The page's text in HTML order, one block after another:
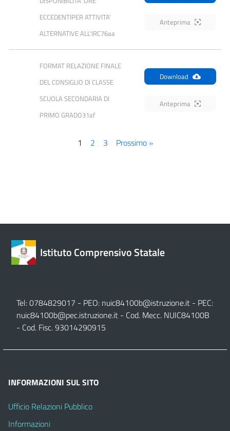
ECCEDENTIPER ATTIVITA'
ALTERNATIVE ALL'IRC76aa
Anteprima
FORMAT RELAZIONE FINALE
DEL CONSIGLIO DI CLASSE
SCUOLA SECONDARIA DI
PRIMO GRADO31af
Download
Anteprima
1 2 3 Prossimo »
Istituto Comprensivo Statale
Tel: 0784829017 - PEO: nuic84100b@istruzione.it - PEC:
nuic84100b@pec.istruzione.it - Cod. Mecc. NUIC84100B
- Cod. Fisc. 93014290915
INFORMAZIONI SUL SITO
Ufficio Relazioni Pubblico
Informazioni